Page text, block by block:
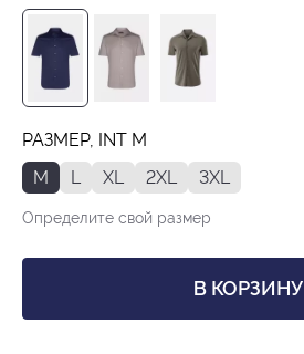
РАЗМЕР, INT M
M
L XL 2XL 3XL
Определите свой размер
В КОРЗИНУ